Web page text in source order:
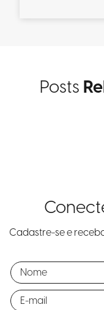
Posts
Cadastre-se e